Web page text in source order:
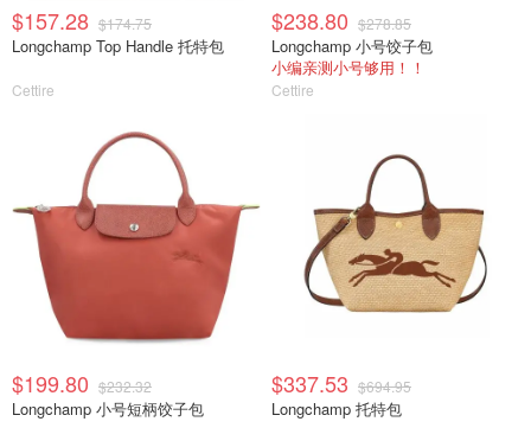
$157.28 $174.75
Longchamp Top Handle 托特包
Cettire
$238.80 $278.85
Longchamp 小号饺子包
小编亲测小号够用！！
Cettire
$199.80 $232.32
Longchamp 小号短柄饺子包
$337.53 $694.95
Longchamp 托特包